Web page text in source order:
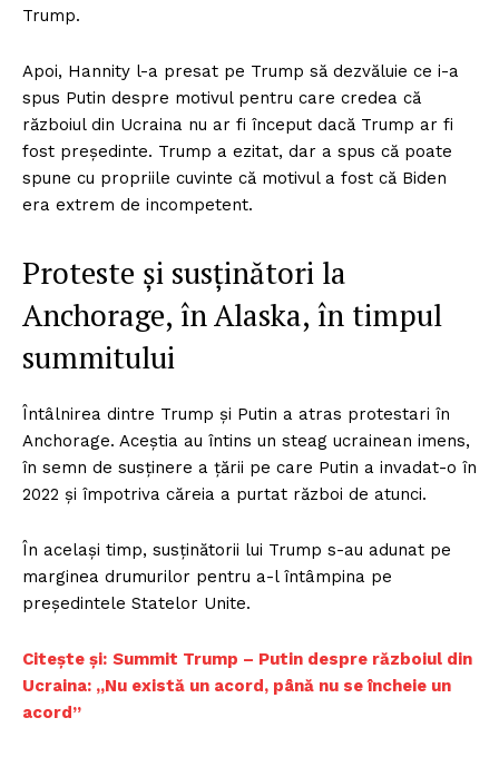
Trump.
Apoi, Hannity l-a presat pe Trump să dezvăluie ce i-a
spus Putin despre motivul pentru care credea că
războiul din Ucraina nu ar fi început dacă Trump ar fi
fost președinte. Trump a ezitat, dar a spus că poate
spune cu propriile cuvinte că motivul a fost că Biden
era extrem de incompetent.
Proteste și susținători la
Anchorage, în Alaska, în timpul
summitului
Întâlnirea dintre Trump și Putin a atras protestari în
Anchorage. Aceștia au întins un steag ucrainean imens,
în semn de susținere a țării pe care Putin a invadat-o în
2022 și împotriva căreia a purtat război de atunci.
În același timp, susținătorii lui Trump s-au adunat pe
marginea drumurilor pentru a-l întâmpina pe
președintele Statelor Unite.
Citește și: Summit Trump – Putin despre războiul din
Ucraina: „Nu există un acord, până nu se încheie un
acord”